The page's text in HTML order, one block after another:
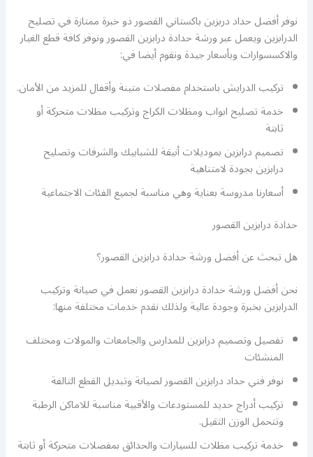
نوفر أفضل حداد دربزين باكستاني القصور ذو خبرة ممتازة في تصليح
الدرابزين ويعمل عبر ورشة حدادة درابزين القصور ونوفر كافة قطع الغيار
والاكسسوارات وبأسعار جيدة ونقوم أيضا في:
تركيب الدرايش باستخدام مفصلات متينة وأقفال للمزيد من الأمان.
خدمة تصليح ابواب ومظلات الكراج وتركيب مظلات متحركة أو
ثابتة
تصميم درابزين بموديلات أنيقة للشبابيك والشرفات وتصليح
درابزين بجودة لامتناهية
أسعارنا مدروسة بعناية وهي مناسبة لجميع الفئات الاجتماعية
حدادة درابزين القصور
هل تبحث عن أفضل ورشة حدادة درابزين القصور؟
نحن أفضل ورشة حدادة درابزين القصور نعمل في صيانة وتركيب
الدرابزين بخبرة وجودة عالية ولذلك نقدم خدمات مختلفة منها:
تفصيل وتصميم درابزين للمدارس والجامعات والمولات ومختلف
المنشئات
نوفر فني حداد درابزين القصور لصيانة وتبديل القطع التالفة
تركيب أدراج حديد للمستودعات والأقبية مناسبة للاماكن الرطبة
وتتحمل الوزن الثقيل.
خدمة تركيب مظلات للسيارات والحدائق بمفصلات متحركة أو ثابتة